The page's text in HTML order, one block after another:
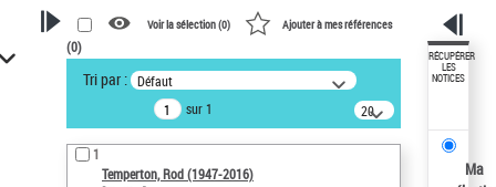
VOTRE RECHERCHE
Recherche avancée dans les
notices d’autorité
Œuvres liées à l'auteur :
Temperton, Rod (1947-2016)
Voir la sélection (0) Ajouter à mes références
(0)
Tri par : Défaut
sur 1
20
résultats/page
1
Temperton, Rod (1947-2016)
RÉCUPÉRER
LES
NOTICES
Ma